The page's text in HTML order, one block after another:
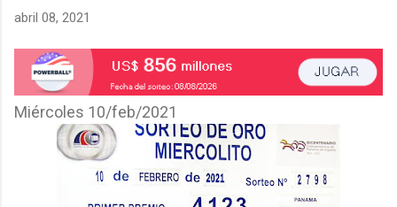
abril 08, 2021
Miércoles 10/feb/2021